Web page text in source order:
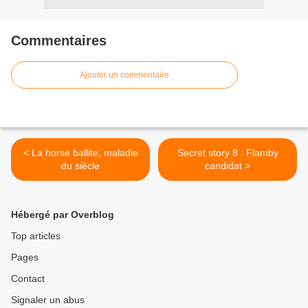
Commentaires
Ajouter un commentaire
< La horse ballite, maladie
du siècle
Secret story 8 : Flamby
candidat >
Hébergé par Overblog
Top articles
Pages
Contact
Signaler un abus